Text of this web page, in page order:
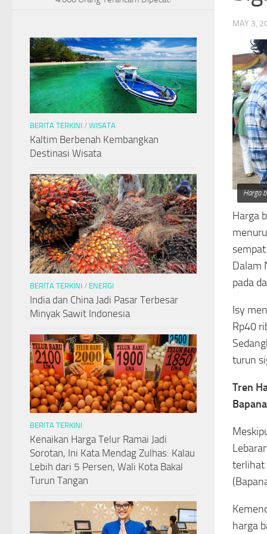
MAY 3,
Harga
Harga
Dalam
pada
Isy
Rp40
turun
Tren
terlihat
harga
BERITA TERKINI / WISATA
Kaltim Berbenah Kembangkan
Destinasi Wisata
BERITA TERKINI / ENERGI
India dan China Jadi Pasar Terbesar
Minyak Sawit Indonesia
BERITA TERKINI
Kenaikan Harga Telur Ramai Jadi
Sorotan, Ini Kata Mendag Zulhas: Kalau
Lebih dari 5 Persen, Wali Kota Bakal
Turun Tangan